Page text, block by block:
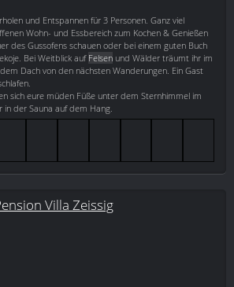
und Entspannen für 3 Personen. Ganz viel
Wohn- und Essbereich zum Kochen & Genießen
des Gussofens schauen oder bei einem guten Buch
Bei Weitblick auf Felsen und Wälder träumt ihr im
Dach von den nächsten Wanderungen. Ein Gast
sich eure müden Füße unter dem Sternhimmel im
der Sauna auf dem Hang.
Villa Zeissig